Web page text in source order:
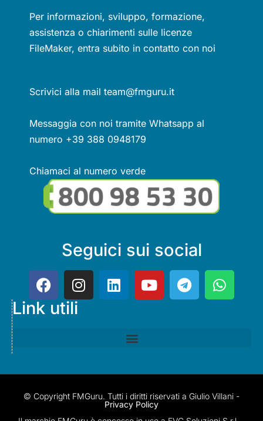
Per informazioni, sviluppo, formazione,
assistenza o chiarimenti sulle licenze
FileMaker, entra subito in contatto con noi
Scrivici alla mail team@fmguru.it
Messaggia con noi tramite Whatsapp al
numero +39 388 0948179
Chiamaci al numero verde
Seguici sui social
Link utili
© Copyright FMGuru. Tutti i diritti riservati a Giulio Villani -
Privacy Policy